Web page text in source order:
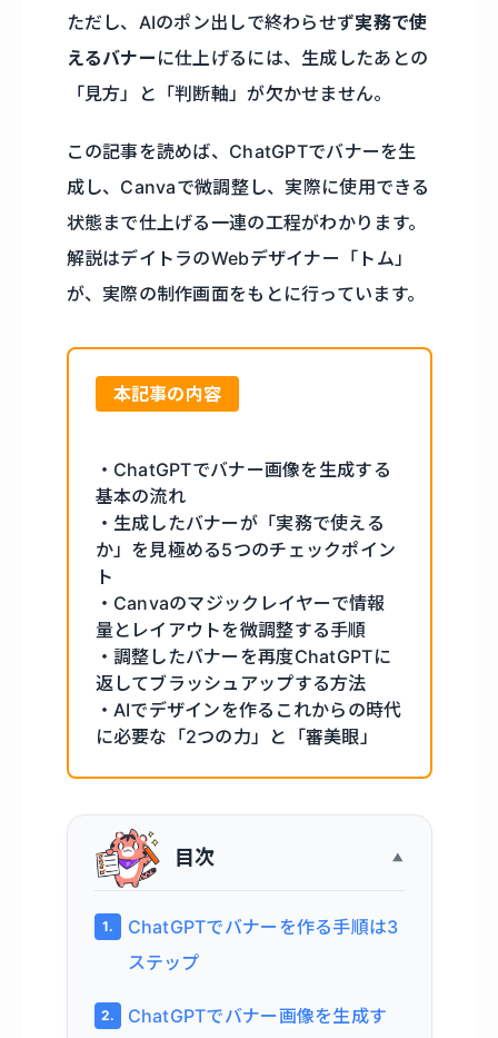
ただし、AIのポン出しで終わらせず実務で使
えるバナー に仕上げるには、生成したあとの
「見方」と「判断軸」が欠かせません。
この記事を読めば、ChatGPTでバナーを生
成し、Canvaで微調整し、実際に使用できる
状態まで仕上げる一連の工程がわかります。
解説はデイトラのWebデザイナー「トム」
が、実際の制作画面をもとに行っています。
本記事の内容
・ChatGPTでバナー画像を生成する
基本の流れ
・生成したバナーが「実務で使える
か」を見極める5つのチェックポイン
ト
・Canvaのマジックレイヤーで情報
量とレイアウトを微調整する手順
・調整したバナーを再度ChatGPTに
返してブラッシュアップする方法
・AIでデザインを作るこれからの時代
に必要な「2つの力」と「審美眼」
目次
ChatGPTでバナーを作る手順は3
ステップ
ChatGPTでバナー画像を生成す